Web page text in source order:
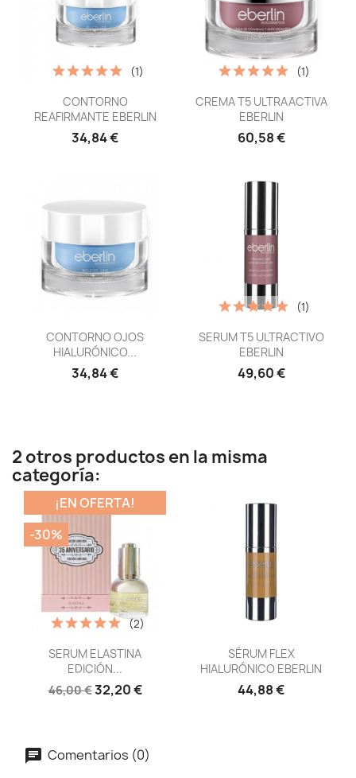
Vista rápida
CONTORNO
REAFIRMANTE EBERLIN
34,84 €
(1)
Vista rápida
CREMA T5 ULTRAACTIVA
EBERLIN
60,58 €
(1)
Vista rápida
CONTORNO OJOS
HIALURÓNICO...
34,84 €
Vista rápida
SERUM T5 ULTRACTIVO
EBERLIN
49,60 €
(1)
2 otros productos en la misma
categoría:
Vista rápida
SERUM ELASTINA
EDICIÓN...
46,00 €32,20 €
(2)
¡EN OFERTA!
-30%
Vista rápida
SÉRUM FLEX
HIALURÓNICO EBERLIN
44,88 €
Comentarios (0)